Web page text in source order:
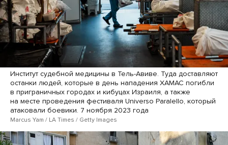
Институт судебной медицины в Тель-Авиве. Туда доставляют
останки людей, которые в день нападения ХАМАС погибли
в приграничных городах и кибуцах Израиля, а также
на месте проведения фестиваля Universo Paralello, который
атаковали боевики. 7 ноября 2023 года
Marcus Yam / LA Times / Getty Images